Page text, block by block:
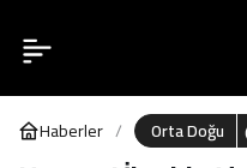
Haberler Orta Doğu
Harem-I İbrahim’de
Tehlikeli Adım: İsrail Cami